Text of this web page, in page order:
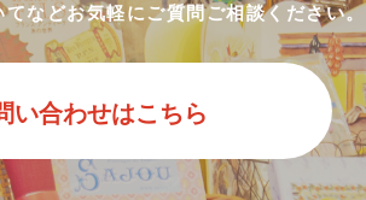
てなどお気軽にご質問ご相談ください。
い合わせはこちら